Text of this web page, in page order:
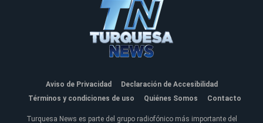
Aviso de Privacidad
Declaración de Accesibilidad
Términos y condiciones de uso
Quiénes Somos Contacto
Turquesa News es parte del grupo radiofónico más importante del